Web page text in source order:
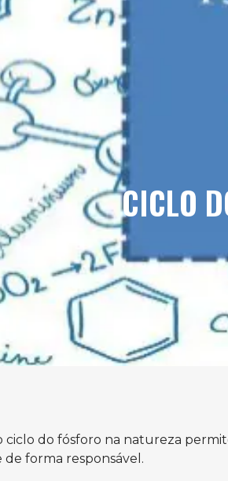
CICLO
ciclo do fósforo na natureza
forma responsável.